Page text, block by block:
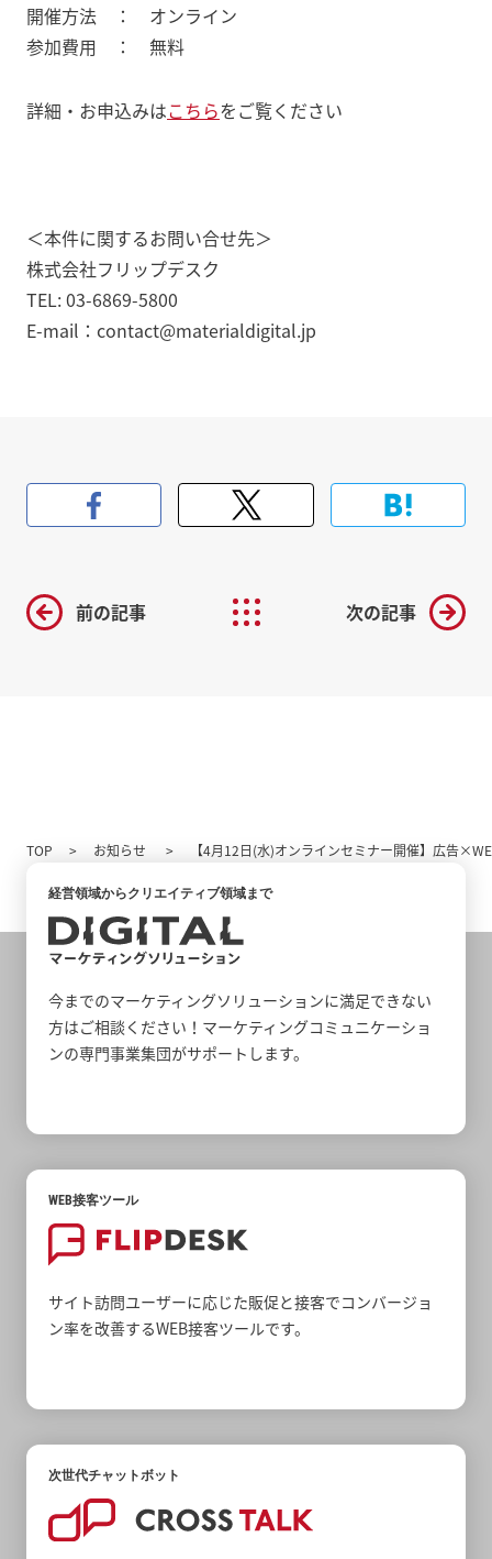
開催方法 ： オンライン
参加費用 ： 無料
詳細・お申込みはこちらをご覧ください
＜本件に関するお問い合せ先＞
株式会社フリップデスク
TEL: 03-6869-5800
E-mail：contact@materialdigital.jp
前の記事 次の記事
TOP お知らせ 【4月12日(水)オンラインセミナー開催】広告
経営領域からクリエイティブ領域まで
今までのマーケティングソリューションに満足できない
方はご相談ください！マーケティングコミュニケーショ
ンの専門事業集団がサポートします。
WEB接客ツール
サイト訪問ユーザーに応じた販促と接客でコンバージョ
ン率を改善するWEB接客ツールです。
次世代チャットボット